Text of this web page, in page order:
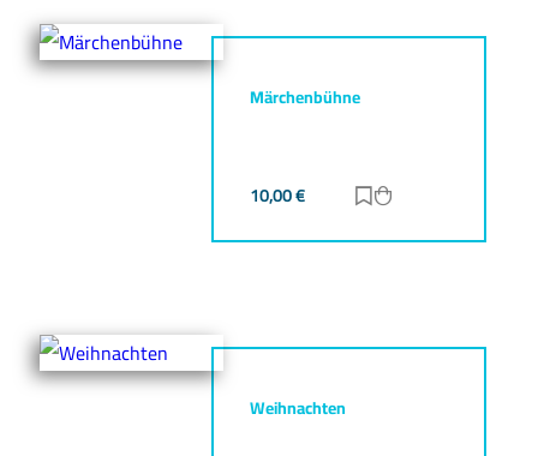
Märchenbühne
10,00€ Zur Merkliste
Weihnachten